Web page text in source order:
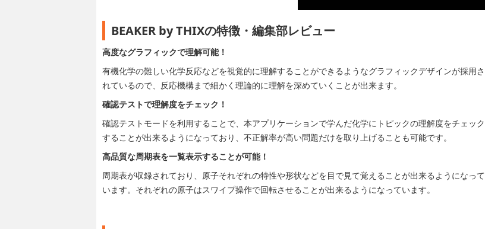
BEAKER by THIXの特徴・編集部レビュー
高度なグラフィックで理解可能！
有機化学の難しい化学反応などを視覚的に理解することができるようなグラフィックデザインが採用さ
れているので、反応機構まで細かく理論的に理解を深めていくことが出来ます。
確認テストで理解度をチェック！
確認テストモードを利用することで、本アプリケーションで学んだ化学にトピックの理解度をチェック
することが出来るようになっており、不正解率が高い問題だけを取り上げることも可能です。
高品質な周期表を一覧表示することが可能！
周期表が収録されており、原子それぞれの特性や形状などを目で見て覚えることが出来るようになって
います。それぞれの原子はスワイプ操作で回転させることが出来るようになっています。